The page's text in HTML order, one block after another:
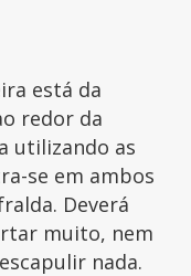
está da
redor da
utilizando as
se em ambos
Deverá
muito, nem
nada.